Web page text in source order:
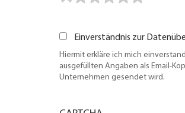
Einverständnis zur
Hiermit erkläre ich mich
ausgefüllten Angaben als Email-
Unternehmen gesendet wird.